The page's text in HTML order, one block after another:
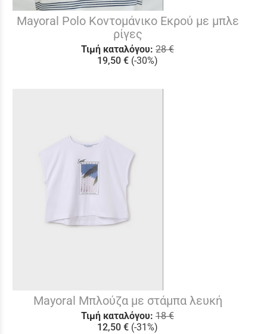
Mayoral Polo Κοντομάνικο Εκρού με μπλε
ρίγες
Τιμή καταλόγου: 28 €
19,50 € (-30%)
Mayoral Μπλούζα με στάμπα λευκή
Τιμή καταλόγου: 18 €
12,50 € (-31%)